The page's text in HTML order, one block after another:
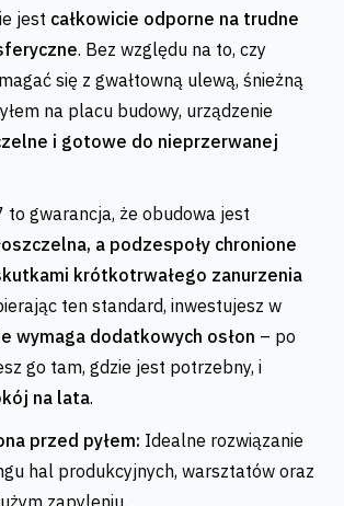
jest całkowicie odporne na trudne
. Bez względu na to, czy
się z gwałtowną ulewą, śnieżną
na placu budowy, urządzenie
i gotowe do nieprzerwanej
gwarancja, że obudowa jest
a podzespoły chronione
krótkotrwałego zanurzenia
ten standard, inwestujesz w
wymaga dodatkowych osłon – po
go tam, gdzie jest potrzebny, i
na lata.
przed pyłem: Idealne rozwiązanie
hal produkcyjnych, warsztatów oraz
zapyleniu.